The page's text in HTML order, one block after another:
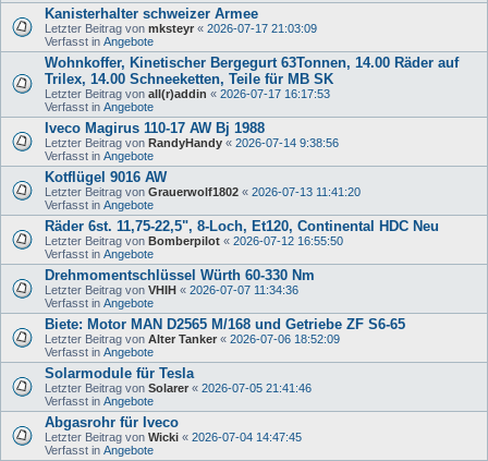
Kanisterhalter schweizer Armee
Letzter Beitrag von mksteyr « 2026-07-17 21:03:09
Verfasst in Angebote
Wohnkoffer, Kinetischer Bergegurt 63Tonnen, 14.00 Räder auf
Trilex, 14.00 Schneeketten, Teile für MB SK
Letzter Beitrag von all(r)addin « 2026-07-17 16:17:53
Verfasst in Angebote
Iveco Magirus 110-17 AW Bj 1988
Letzter Beitrag von RandyHandy « 2026-07-14 9:38:56
Verfasst in Angebote
Kotflügel 9016 AW
Letzter Beitrag von Grauerwolf1802 « 2026-07-13 11:41:20
Verfasst in Angebote
Räder 6st. 11,75-22,5", 8-Loch, Et120, Continental HDC Neu
Letzter Beitrag von Bomberpilot « 2026-07-12 16:55:50
Verfasst in Angebote
Drehmomentschlüssel Würth 60-330 Nm
Letzter Beitrag von VHIH « 2026-07-07 11:34:36
Verfasst in Angebote
Biete: Motor MAN D2565 M/168 und Getriebe ZF S6-65
Letzter Beitrag von Alter Tanker « 2026-07-06 18:52:09
Verfasst in Angebote
Solarmodule für Tesla
Letzter Beitrag von Solarer « 2026-07-05 21:41:46
Verfasst in Angebote
Abgasrohr für Iveco
Letzter Beitrag von Wicki « 2026-07-04 14:47:45
Verfasst in Angebote